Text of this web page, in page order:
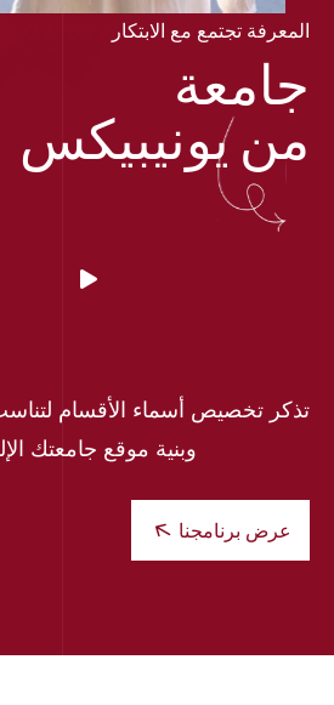
المعرفة تجتمع مع الابتكار
جامعة
من يونيبيكس
تذكر تخصيص أسماء الأقسام
وبنية موقع جامعتك
عرض برنامجنا